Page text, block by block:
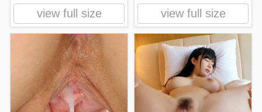
view full size view full size